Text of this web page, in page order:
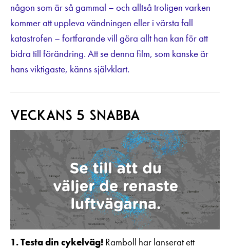
någon som är så gammal – och alltså troligen varken
kommer att uppleva vändningen eller i värsta fall
katastrofen – fortfarande vill göra allt han kan för att
bidra till förändring. Att se denna film, som kanske är
hans viktigaste, känns självklart.
Veckans 5 snabba
1. Testa din cykelväg! Ramboll har lanserat ett